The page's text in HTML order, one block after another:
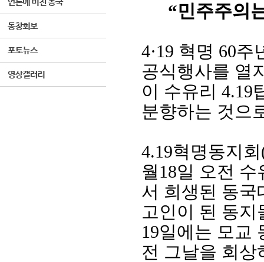
“민주주의
4·19 혁명 60주
공식행사를 열
이 수유리 4.19
분향하는 것으
4.19혁명동지회
월18일 오전
서 희생된 동국
고인이 된 동
19일에는 모교
전 그날을 회상